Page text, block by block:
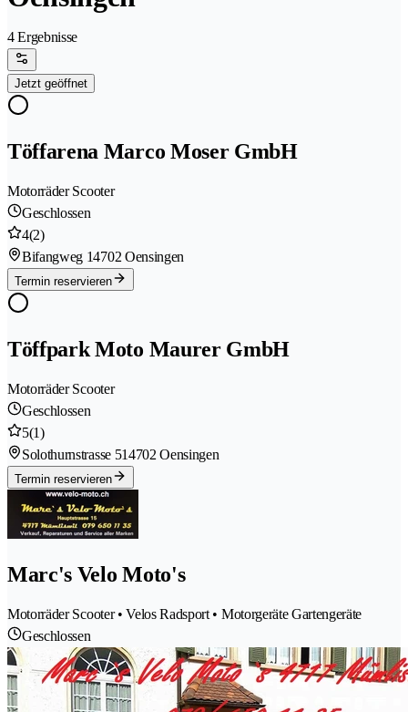
4 Ergebnisse
Jetzt geöffnet
Töffarena Marco Moser GmbH
Motorräder Scooter
Geschlossen
4(2)
Bifangweg 14702 Oensingen
Termin reservieren
Töffpark Moto Maurer GmbH
Motorräder Scooter
Geschlossen
5(1)
Solothurnstrasse 514702 Oensingen
Termin reservieren
Marc's Velo Moto's
Motorräder Scooter • Velos Radsport • Motorgeräte Gartengeräte
Geschlossen